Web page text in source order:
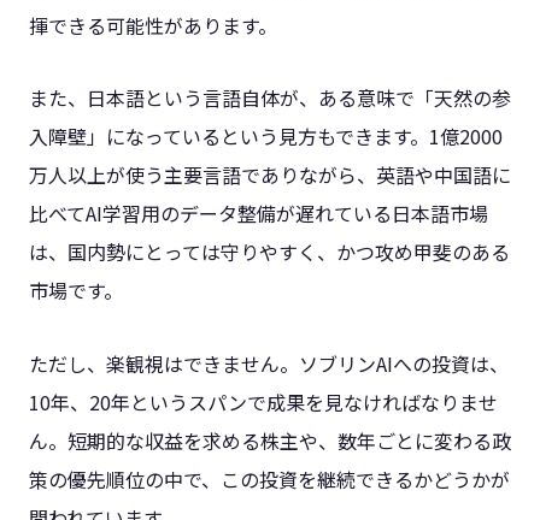
揮できる可能性があります。
また、日本語という言語自体が、ある意味で「天然の参
入障壁」になっているという見方もできます。1億2000
万人以上が使う主要言語でありながら、英語や中国語に
比べてAI学習用のデータ整備が遅れている日本語市場
は、国内勢にとっては守りやすく、かつ攻め甲斐のある
市場です。
ただし、楽観視はできません。ソブリンAIへの投資は、
10年、20年というスパンで成果を見なければなりませ
ん。短期的な収益を求める株主や、数年ごとに変わる政
策の優先順位の中で、この投資を継続できるかどうかが